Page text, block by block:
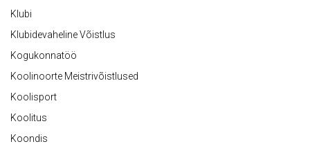
Klubi
Klubidevaheline Võistlus
Kogukonnatöö
Koolinoorte Meistrivõistlused
Koolisport
Koolitus
Koondis